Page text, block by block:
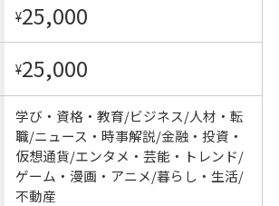
¥25,000
¥25,000
学び・資格・教育/ビジネス/人材・転
職/ニュース・時事解説/金融・投資・
仮想通貨/エンタメ・芸能・トレンド/
ゲーム・漫画・アニメ/暮らし・生活/
不動産